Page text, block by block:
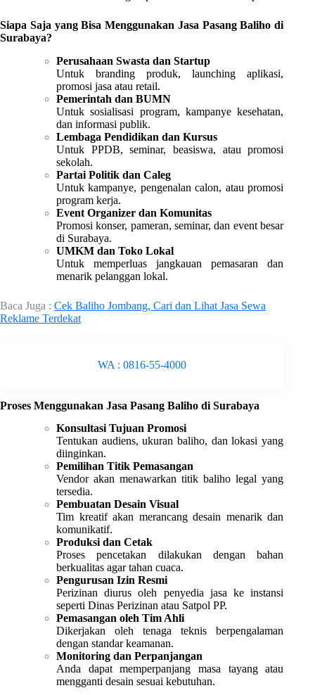
Siapa Saja yang Bisa Menggunakan Jasa Pasang Baliho di
Surabaya?
Perusahaan Swasta dan Startup
Untuk branding produk, launching aplikasi,
promosi jasa atau retail.
Pemerintah dan BUMN
Untuk sosialisasi program, kampanye kesehatan,
dan informasi publik.
Lembaga Pendidikan dan Kursus
Untuk PPDB, seminar, beasiswa, atau promosi
sekolah.
Partai Politik dan Caleg
Untuk kampanye, pengenalan calon, atau promosi
program kerja.
Event Organizer dan Komunitas
Promosi konser, pameran, seminar, dan event besar
di Surabaya.
UMKM dan Toko Lokal
Untuk memperluas jangkauan pemasaran dan
menarik pelanggan lokal.
Baca Juga : Cek Baliho Jombang, Cari dan Lihat Jasa Sewa
Reklame Terdekat
WA : 0816-55-4000
Proses Menggunakan Jasa Pasang Baliho di Surabaya
Konsultasi Tujuan Promosi
Tentukan audiens, ukuran baliho, dan lokasi yang
diinginkan.
Pemilihan Titik Pemasangan
Vendor akan menawarkan titik baliho legal yang
tersedia.
Pembuatan Desain Visual
Tim kreatif akan merancang desain menarik dan
komunikatif.
Produksi dan Cetak
Proses pencetakan dilakukan dengan bahan
berkualitas agar tahan cuaca.
Pengurusan Izin Resmi
Perizinan diurus oleh penyedia jasa ke instansi
seperti Dinas Perizinan atau Satpol PP.
Pemasangan oleh Tim Ahli
Dikerjakan oleh tenaga teknis berpengalaman
dengan standar keamanan.
Monitoring dan Perpanjangan
Anda dapat memperpanjang masa tayang atau
mengganti desain sesuai kebutuhan.